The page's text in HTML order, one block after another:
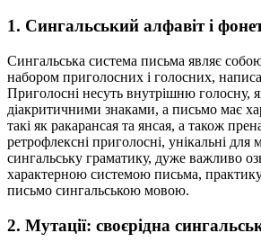
1. Сингальський алфавіт і
Сингальська система письма являє собою
набором приголосних і голосних,
Приголосні несуть внутрішню голосну,
діакритичними знаками, а письмо має
такі як ракарансая та янсая, а також
ретрофлексні приголосні, унікальні
сингальську граматику, дуже важливо
характерною системою письма,
письмо сингальською мовою.
2. Мутації: своєрідна